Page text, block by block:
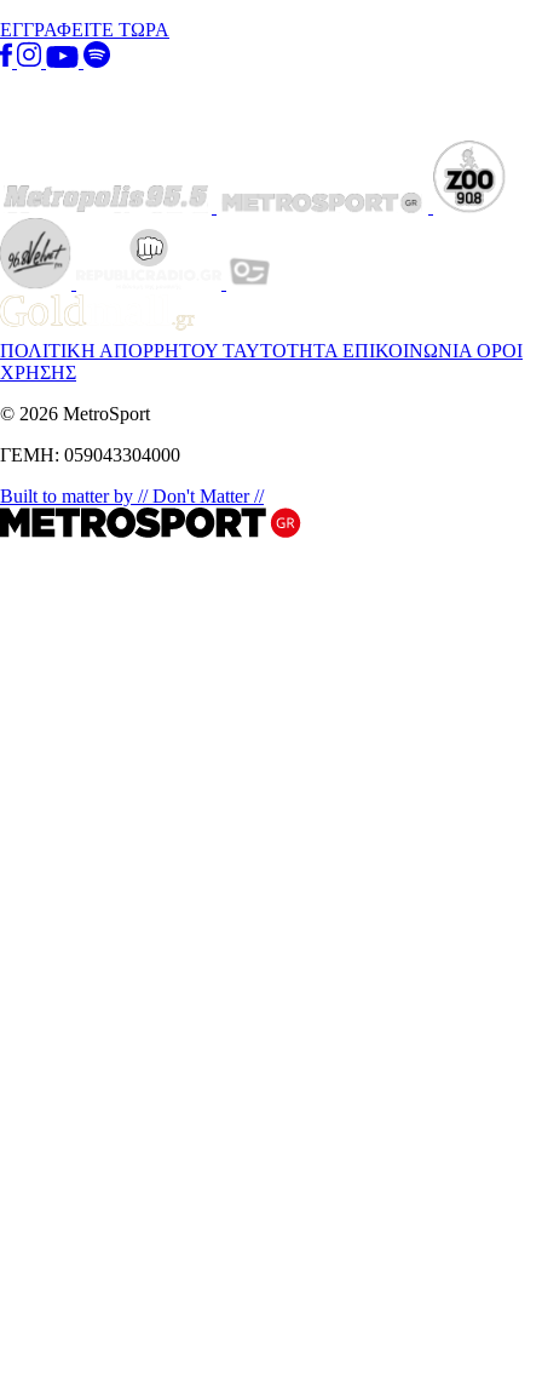
ΕΓΓΡΑΦΕΙΤΕ ΤΩΡΑ
ΠΟΛΙΤΙΚΗ ΑΠΟΡΡΗΤΟΥ ΤΑΥΤΟΤΗΤΑ ΕΠΙΚΟΙΝΩΝΙΑ ΟΡΟΙ
ΧΡΗΣΗΣ
© 2026 MetroSport
ΓΕΜΗ: 059043304000
Built to matter by // Don't Matter //